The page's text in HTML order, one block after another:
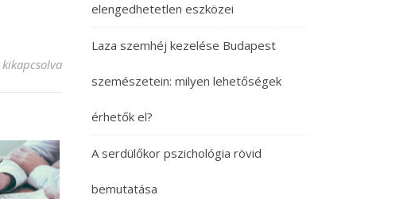
„A legkorszerűbb a Soft High Cohesin implantátum” bejegyzéshez
elengedhetetlen eszközei
Laza szemhéj kezelése Budapest
szemészetein: milyen lehetőségek
érhetők el?
A serdülőkor pszichológia rövid
bemutatása